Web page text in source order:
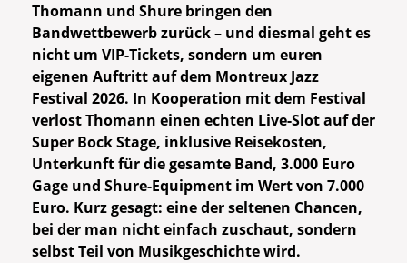
Thomann und Shure bringen den
Bandwettbewerb zurück – und diesmal geht es
nicht um VIP-Tickets, sondern um euren
eigenen Auftritt auf dem Montreux Jazz
Festival 2026. In Kooperation mit dem Festival
verlost Thomann einen echten Live-Slot auf der
Super Bock Stage, inklusive Reisekosten,
Unterkunft für die gesamte Band, 3.000 Euro
Gage und Shure-Equipment im Wert von 7.000
Euro. Kurz gesagt: eine der seltenen Chancen,
bei der man nicht einfach zuschaut, sondern
selbst Teil von Musikgeschichte wird.